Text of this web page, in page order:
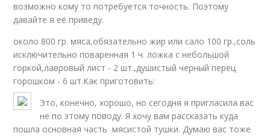
возможно кому то потребуется точность. Поэтому
давайте я её приведу.
около 800 гр. мяса,обязательно жир или сало 100 гр.,соль
исключительно поваренная 1 ч. ложка с небольшой
горкой,лавровый лист - 2 шт.,душистый черный перец
горошком - 6 шт.Как приготовить:
Это, конечно, хорошо, но сегодня я пригласила вас
не по этому поводу. Я хочу вам рассказать куда
пошла основная часть мясистой тушки. Думаю вас тоже